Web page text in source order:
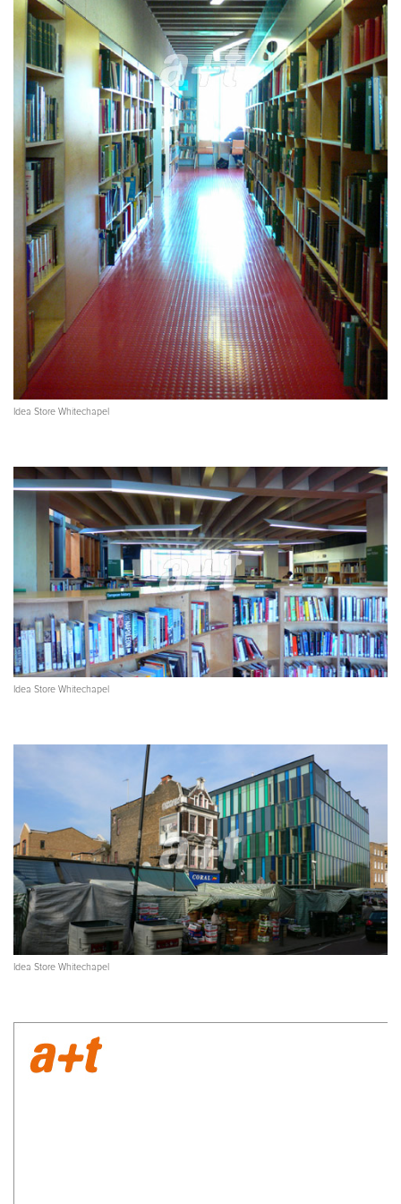
Idea Store Whitechapel
Idea Store Whitechapel
Idea Store Whitechapel